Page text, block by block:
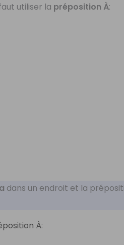
utiliser la préposition À:
dans un endroit et la
À: